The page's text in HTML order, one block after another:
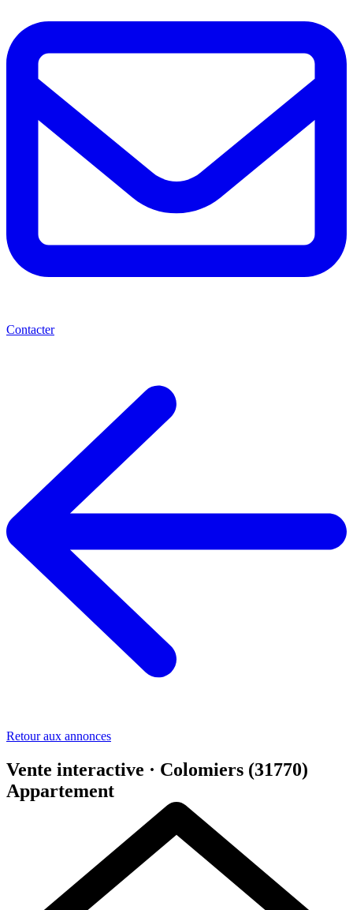
Contacter
Retour aux annonces
Vente interactive · Colomiers (31770)
Appartement